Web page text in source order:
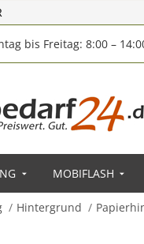
bis Freitag: 8:00 –
MOBIFLASH
Hintergrund